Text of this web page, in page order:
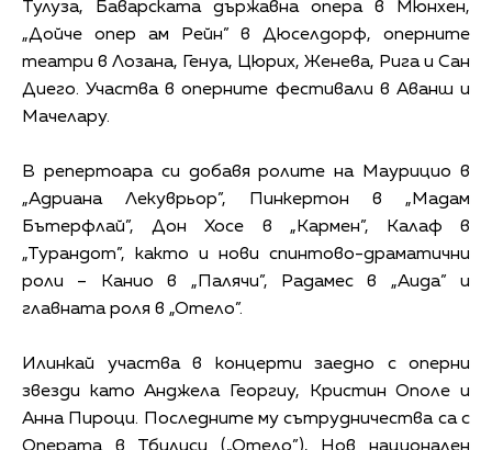
Тулуза, Баварската държавна опера в Мюнхен,
„Дойче опер ам Рейн” в Дюселдорф, оперните
театри в Лозана, Генуа, Цюрих, Женева, Рига и Сан
Диего. Участва в оперните фестивали в Аванш и
Мачелару.
В репертоара си добавя ролите на Маурицио в
„Адриана Лекуврьор”, Пинкертон в „Мадам
Бътерфлай”, Дон Хосе в „Кармен”, Калаф в
„Турандот”, както и нови спинтово-драматични
роли – Канио в „Палячи”, Радамес в „Аида” и
главната роля в „Отело”.
Илинкай участва в концерти заедно с оперни
звезди като Анджела Георгиу, Кристин Ополе и
Анна Пироци. Последните му сътрудничества са с